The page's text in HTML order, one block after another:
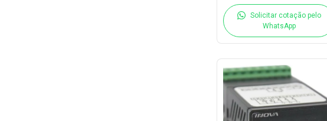
Solicitar cotação pelo
WhatsApp